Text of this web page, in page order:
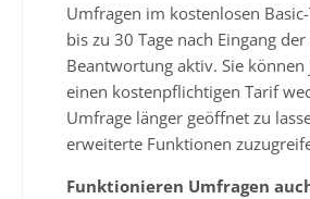
Umfragen im kostenlosen
bis zu 30 Tage nach Eingang
Beantwortung aktiv. Sie
einen kostenpflichtigen Tarif
Umfrage länger geöffnet zu
erweiterte Funktionen
Funktionieren Umfragen